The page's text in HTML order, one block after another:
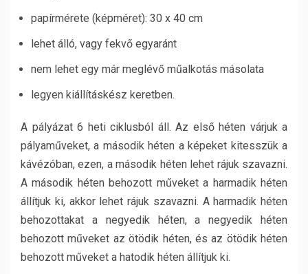
papírmérete (képméret): 30 x 40 cm
lehet álló, vagy fekvő egyaránt
nem lehet egy már meglévő műalkotás másolata
legyen kiállításkész keretben.
A pályázat 6 heti ciklusból áll. Az első héten várjuk a
pályaműveket, a második héten a képeket kitesszük a
kávézóban, ezen, a második héten lehet rájuk szavazni.
A második héten behozott műveket a harmadik héten
állítjuk ki, akkor lehet rájuk szavazni. A harmadik héten
behozottakat a negyedik héten, a negyedik héten
behozott műveket az ötödik héten, és az ötödik héten
behozott műveket a hatodik héten állítjuk ki.